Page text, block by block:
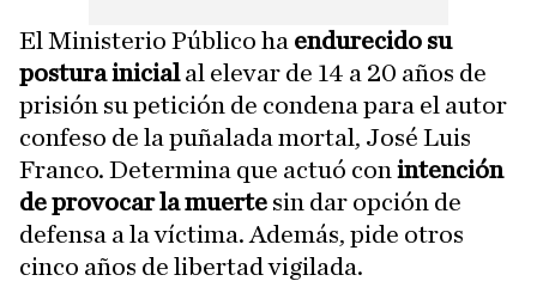
El Ministerio Público ha endurecido su
postura inicialal elevar de 14 a 20 años de
prisión su petición de condena para el autor
confeso de la puñalada mortal, José Luis
Franco. Determina que actuó con intención
de provocar la muerte sin dar opción de
defensa a la víctima. Además, pide otros
cinco años de libertad vigilada.